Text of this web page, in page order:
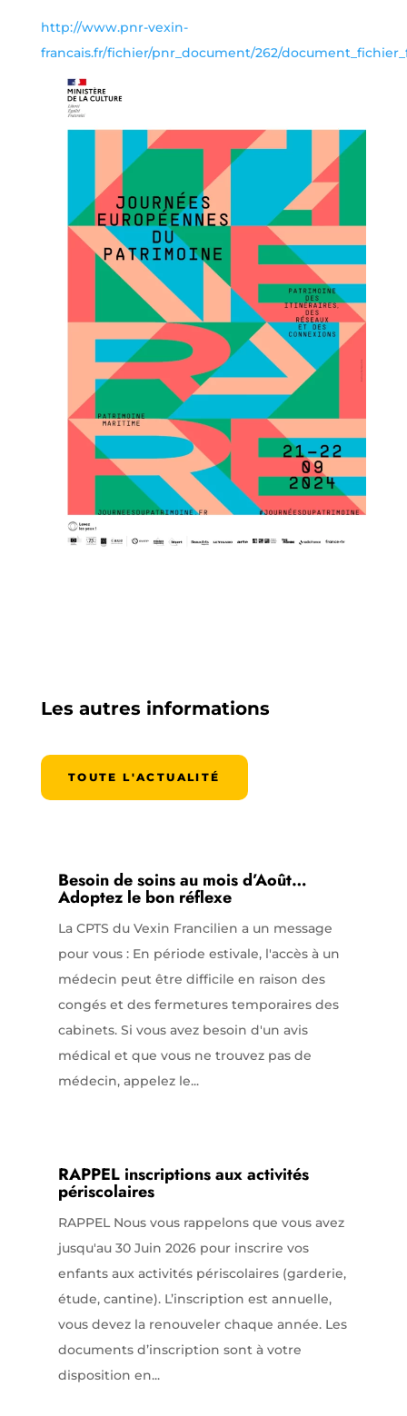
http://www.pnr-vexin-
francais.fr/fichier/pnr_document/262/
Les autres informations
TOUTE L'ACTUALITÉ
Besoin de soins au mois d’Août…
Adoptez le bon réflexe
La CPTS du Vexin Francilien a un message
pour vous : En période estivale, l'accès à un
médecin peut être difficile en raison des
congés et des fermetures temporaires des
cabinets. Si vous avez besoin d'un avis
médical et que vous ne trouvez pas de
médecin, appelez le...
RAPPEL inscriptions aux activités
périscolaires
RAPPEL Nous vous rappelons que vous avez
jusqu'au 30 Juin 2026 pour inscrire vos
enfants aux activités périscolaires (garderie,
étude, cantine). L’inscription est annuelle,
vous devez la renouveler chaque année. Les
documents d’inscription sont à votre
disposition en...